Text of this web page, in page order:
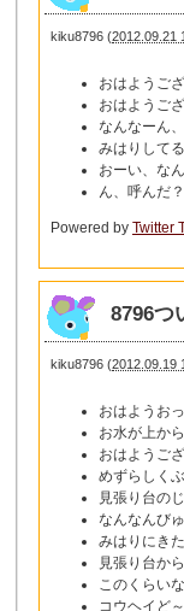
kiku8796 (2012.09.21
おはようご
おはようご
なんなーん
みはりして
おーい、な
ん、呼んだ？
Powered by Twitter
8796つ
kiku8796 (2012.09.19
おはようお
お水が上か
おはようご
めずらしく
見張り台の
なんなんび
みはりにき
見張り台か
このくらい
コウヘイど